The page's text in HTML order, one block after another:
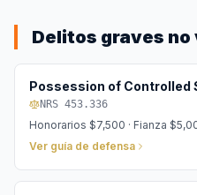
Delitos graves
Possession of Controlled
NRS 453.336
Honorarios $7,500 · Fianza
Ver guía de defensa